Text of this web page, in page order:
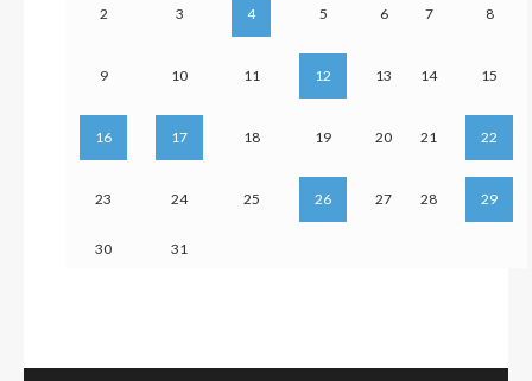
2 3 4 5 6 7 8
9 10 11 12 13 14 15
16 17 18 19 20 21 22
23 24 25 26 27 28 29
30 31